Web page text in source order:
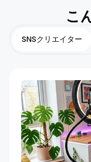
こ
SNSクリエイター